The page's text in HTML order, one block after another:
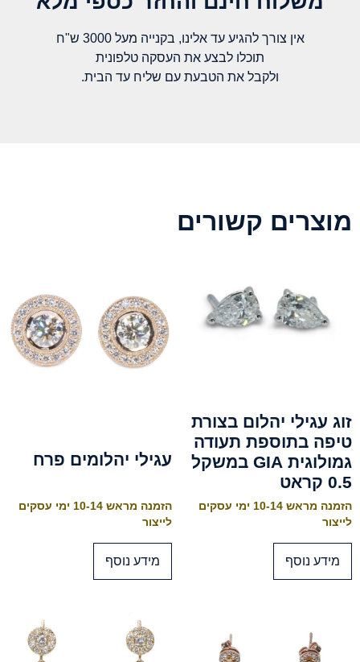
אין צורך להגיע עד אלינו, בקנייה מעל 3000 ש"ח
תוכלו לבצע את העסקה טלפונית
ולקבל את הטבעת עם שליח עד הבית.
מוצרים קשורים
זוג עגילי יהלום בצורת
טיפה בתוספת תעודה
גמולוגית GIA במשקל
0.5 קראט
הזמנה מראש 10-14 ימי עסקים
לייצור
מידע נוסף
עגילי יהלומים פרח
הזמנה מראש 10-14 ימי עסקים
לייצור
מידע נוסף